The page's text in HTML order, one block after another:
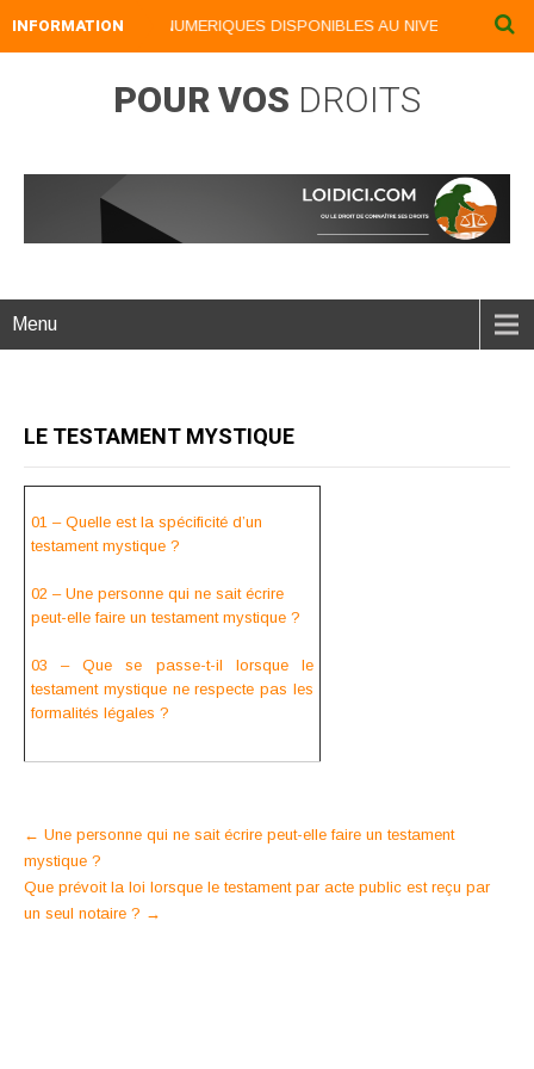
INFORMATION
NOS LIVRES NUMERIQUES DISPONIBLES AU NIVEAU DU
POUR VOS DROITS
Menu
LE TESTAMENT MYSTIQUE
01 – Quelle est la spécificité d’un
testament mystique ?
02 – Une personne qui ne sait écrire
peut-elle faire un testament mystique ?
03 – Que se passe-t-il lorsque le
testament mystique ne respecte pas les
formalités légales ?
Post
navigation
← Une personne qui ne sait écrire peut-elle faire un testament
mystique ?
Que prévoit la loi lorsque le testament par acte public est reçu par
un seul notaire ? →